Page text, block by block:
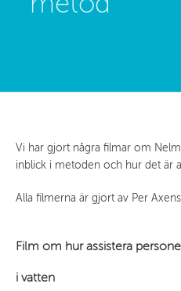
Vi har gjort några filmar om
inblick i metoden och hur det är
Alla filmerna är gjort av Per
Film om hur assistera
i vatten